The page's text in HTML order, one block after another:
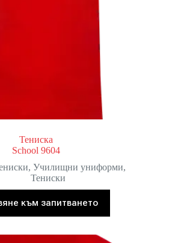
Тениска
School 9604
,Училищни униформи,
Тениски
към запитването